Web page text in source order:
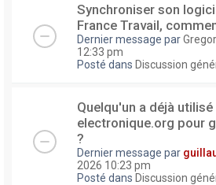
Synchroniser son
France Travail,
Dernier message parGregor
12:33 pm
Posté dans Discussion
Quelqu'un a déjà
electronique.org pour
?
Dernier message par
2026 10:23 pm
Posté dans Discussion